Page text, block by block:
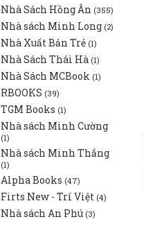
Nhà Sách Hồng Ân (355)
Nhà sách Minh Long (2)
Nhà Xuất Bản Trẻ (1)
Nhà Sách Thái Hà (1)
Nhà Sách MCBook (1)
RBOOKS (39)
TGM Books (1)
Nhà sách Minh Cường
(1)
Nhà sách Minh Thắng
(1)
Alpha Books (47)
Firts New - Trí Việt (4)
Nhà sách An Phú (3)